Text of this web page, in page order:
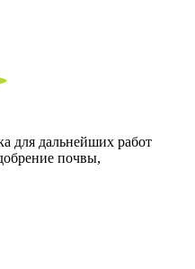
для дальнейших работ
почвы,